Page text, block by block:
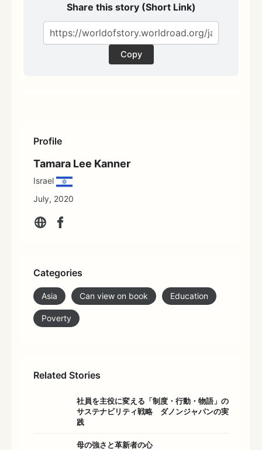
Profile
Tamara Lee Kanner
Israel
July, 2020
Categories
Asia Can view on book Education
Poverty
Related Stories
社員を主役に変える「制度・行動・物語」の
サステナビリティ戦略 ダノンジャパンの実
践
母の強さと革新者の心
Share this story (Short Link)
Copy